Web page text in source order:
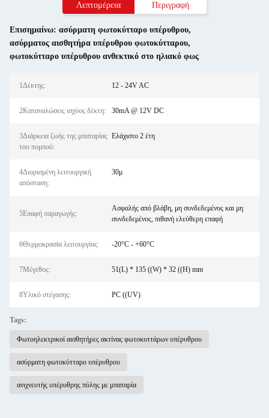
Λεπτομέρεια Περιγραφή
Επισημαίνω: ασύρματη φωτοκύτταρο υπέρυθρου,
ασύρματος αισθητήρα υπέρυθρου φωτοκύτταρου,
φωτοκύτταρο υπέρυθρου ανθεκτικό στο ηλιακό φως
1Δέκτης: 12 - 24V AC
2Καταναλώσεις ισχύος δέκτη: 30mA @ 12V DC
3Διάρκεια ζωής της μπαταρίας
του πομπού:
Ελάχιστο 2 έτη
4Διορισμένη λειτουργική
απόσταση:
30μ
5Επαφή παραγωγής:
Ασφαλής από βλάβη, μη συνδεδεμένος και μη
συνδεδεμένος, πιθανή ελεύθερη επαφή
6Θερμοκρασία λειτουργίας: -20°C - +60°C
7Μέγεθος: 51(L) * 135 ((W) * 32 ((H) mm
8Υλικό στέγασης: PC ((UV)
Tags:
Φωτοηλεκτρικοί αισθητήρες ακτίνας φωτοκυττάρων υπέρυθρου
ασύρματη φωτοκύτταρο υπέρυθρου
ανιχνευτής υπέρυθρης πύλης με μπαταρία